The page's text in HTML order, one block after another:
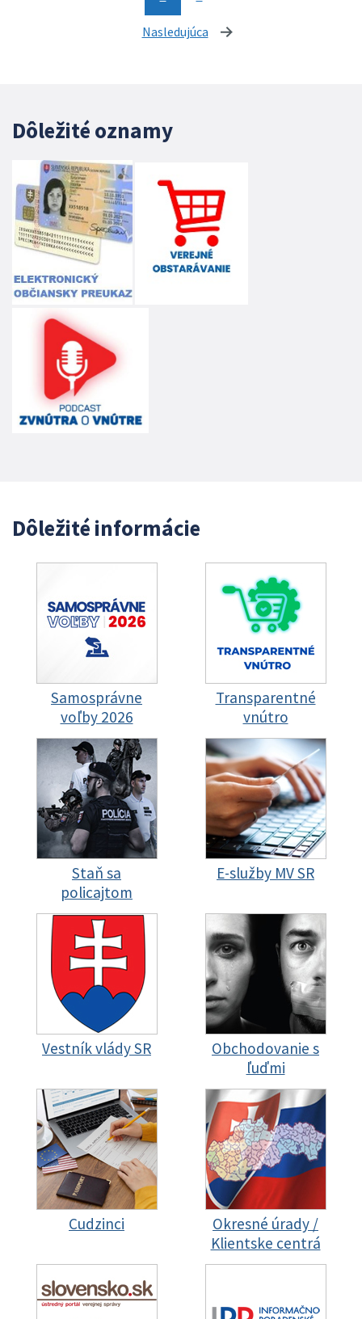
Nasledujúca stránka
Dôležité oznamy
Dôležité informácie
Samosprávne
voľby 2026
Transparentné
vnútro
Staň sa
policajtom
E-služby MV SR
Vestník vlády SR
Obchodovanie s
ľuďmi
Cudzinci
Okresné úrady /
Klientske centrá